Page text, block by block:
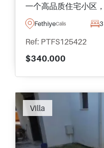
一个高品质住宅小区
FethiyeCalis 3
Ref: PTFS125422
$340.000
Villa